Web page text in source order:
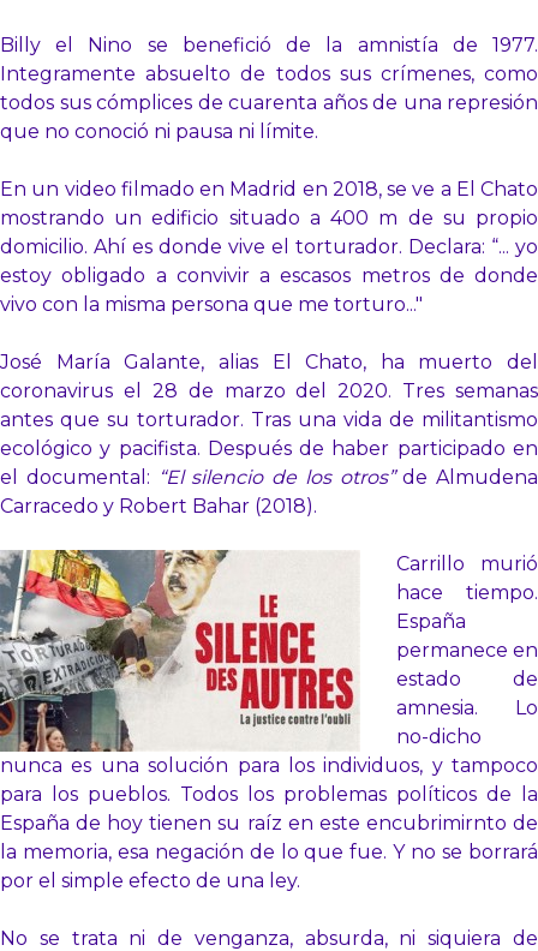
Billy el Nino se benefició de la amnistía de 1977.
Integramente absuelto de todos sus crímenes, como
todos sus cómplices de cuarenta años de una represión
que no conoció ni pausa ni límite.
En un video filmado en Madrid en 2018, se ve a El Chato
mostrando un edificio situado a 400 m de su propio
domicilio. Ahí es donde vive el torturador. Declara: “... yo
estoy obligado a convivir a escasos metros de donde
vivo con la misma persona que me torturo..."
José María Galante, alias El Chato, ha muerto del
coronavirus el 28 de marzo del 2020. Tres semanas
antes que su torturador. Tras una vida de militantismo
ecológico y pacifista. Después de haber participado en
el documental: “El silencio de los otros”de Almudena
Carracedo y Robert Bahar (2018).
Carrillo murió
hace tiempo.
España
permanece en
estado de
amnesia. Lo
no-dicho
nunca es una solución para los individuos, y tampoco
para los pueblos. Todos los problemas políticos de la
España de hoy tienen su raíz en este encubrimirnto de
la memoria, esa negación de lo que fue. Y no se borrará
por el simple efecto de una ley.
No se trata ni de venganza, absurda, ni siquiera de